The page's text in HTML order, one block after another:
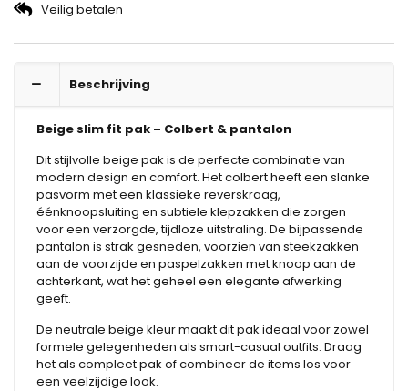
Veilig betalen
Beschrijving
Beige slim fit pak – Colbert & pantalon
Dit stijlvolle beige pak is de perfecte combinatie van
modern design en comfort. Het colbert heeft een slanke
pasvorm met een klassieke reverskraag,
éénknoopsluiting en subtiele klepzakken die zorgen
voor een verzorgde, tijdloze uitstraling. De bijpassende
pantalon is strak gesneden, voorzien van steekzakken
aan de voorzijde en paspelzakken met knoop aan de
achterkant, wat het geheel een elegante afwerking
geeft.
De neutrale beige kleur maakt dit pak ideaal voor zowel
formele gelegenheden als smart-casual outfits. Draag
het als compleet pak of combineer de items los voor
een veelzijdige look.